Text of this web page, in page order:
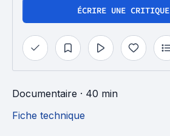
ÉCRIRE UNE CRITIQUE
Documentaire · 40 min
Fiche technique